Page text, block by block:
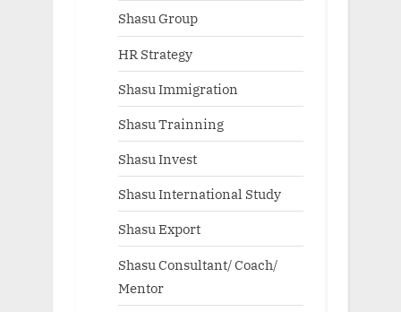
Shasu Group
HR Strategy
Shasu Immigration
Shasu Trainning
Shasu Invest
Shasu International Study
Shasu Export
Shasu Consultant/ Coach/
Mentor